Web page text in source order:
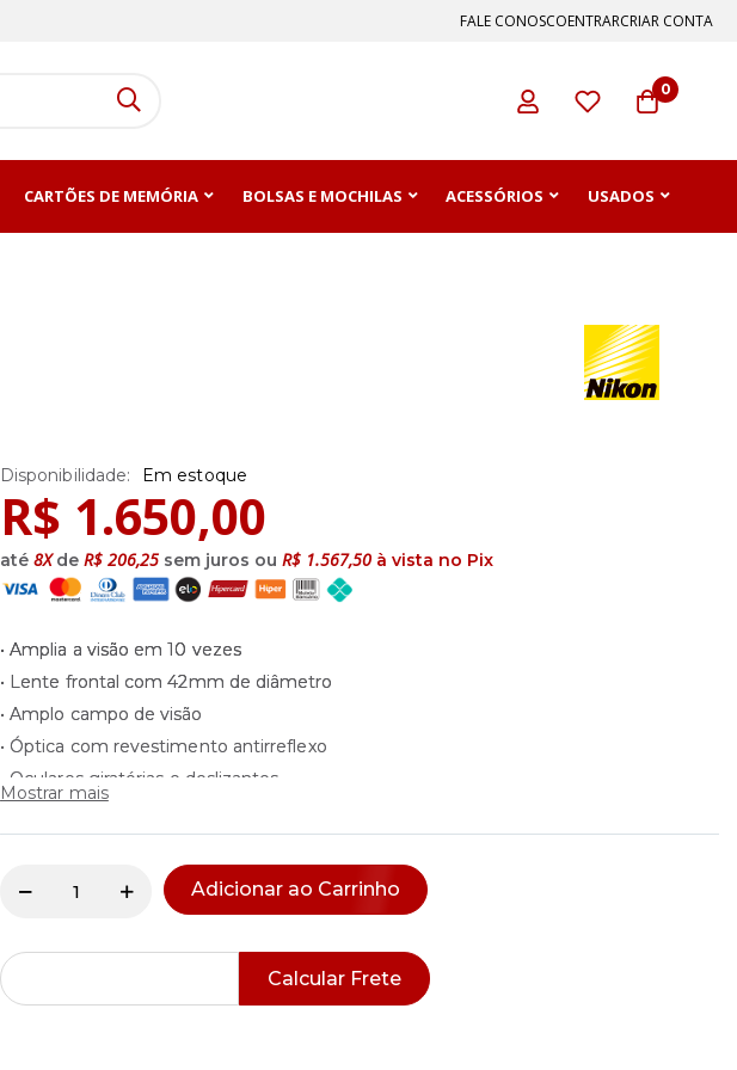
FALE CONOSCOENTRARCRIAR CONTA
0
CARTÕES DE MEMÓRIA BOLSAS E MOCHILAS ACESSÓRIOS USADOS
R$ 1.650,00
até 8Xde R$ 206,25 sem juros ou R$ 1.567,50 à vista no Pix
Adicionar ao Carrinho
Em estoque
• Amplia a visão em 10 vezes
• Lente frontal com 42mm de diâmetro
• Amplo campo de visão
• Óptica com revestimento antirreflexo
• Oculares giratórias e deslizantes
Mostrar mais
Calcular Frete